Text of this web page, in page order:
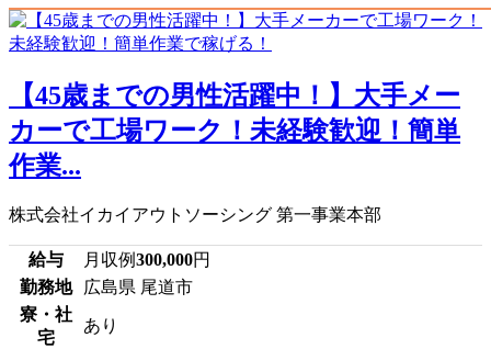
【45歳までの男性活躍中！】大手メー
カーで工場ワーク！未経験歓迎！簡単
作業...
株式会社イカイアウトソーシング 第一事業本部
給与 月収例300,000円
勤務地
広島県 尾道市
寮・社
宅
あり